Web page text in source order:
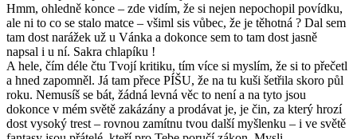
Hmm, ohledně konce – zde vidím, že si nejen nepochopil povídku,
ale ni to co se stalo matce – všiml sis vůbec, že je těhotná ? Dal sem
tam dost narážek už u Vánka a dokonce sem to tam dost jasně
napsal i u ní. Sakra chlapíku !
A hele, čím déle čtu Tvojí kritiku, tím více si myslím, že si to přečetl
a hned zapomněl. Já tam přece PÍŠU, že na tu kuši šetřila skoro půl
roku. Nemusíš se bát, žádná levná věc to není a na tyto jsou
dokonce v mém světě zakázány a prodávat je, je čin, za který hrozí
dost vysoký trest – rovnou zamítnu tvou další myšlenku – i ve světě